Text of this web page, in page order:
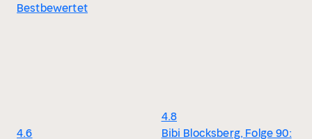
Bestbewertet
4.6
4.8
Bibi Blocksberg, Folge 90: